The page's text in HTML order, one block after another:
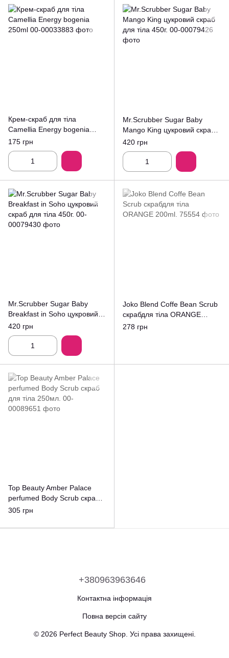
Крем-скраб для тіла
Camellia Energy bogenia
250ml
175 грн
Mr.Scrubber Sugar Baby
Mango King цукровий скраб
для тіла 450г.
420 грн
Mr.Scrubber Sugar Baby
Breakfast in Soho цукровий
скраб для тіла 450г.
420 грн
Joko Blend Coffe Bean Scrub
скрабдля тіла ORANGE
200ml.
278 грн
Top Beauty Amber Palace
perfumed Body Scrub скраб
для тіла 250мл.
305 грн
+380963963646
Контактна інформація
Повна версія сайту
© 2026 Perfect Beauty Shop. Усі права захищені.